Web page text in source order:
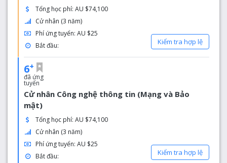
Tổng học phí: AU $74,100
Cử nhân (3 năm)
Phí ứng tuyển: AU $25
Bắt đầu:
Kiểm tra hợp lệ
6+
đã ứng
tuyển
Cử nhân Công nghệ thông tin (Mạng và Bảo
mật)
Tổng học phí: AU $74,100
Cử nhân (3 năm)
Phí ứng tuyển: AU $25
Bắt đầu:
Kiểm tra hợp lệ